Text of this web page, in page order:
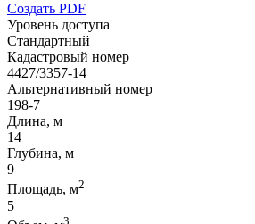
Создать PDF
Уровень доступа
Стандартный
Кадастровый номер
4427/3357-14
Альтернативный номер
198-7
Длина, м
14
Глубина, м
9
Площадь, м2
5
3